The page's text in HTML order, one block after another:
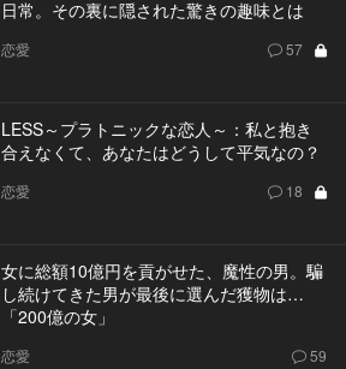
日常。その裏に隠された驚きの趣味とは
恋愛 57
LESS～プラトニックな恋人～：私と抱き
合えなくて、あなたはどうして平気なの？
恋愛 18
女に総額10億円を貢がせた、魔性の男。騙
し続けてきた男が最後に選んだ獲物は…
「200億の女」
恋愛 59